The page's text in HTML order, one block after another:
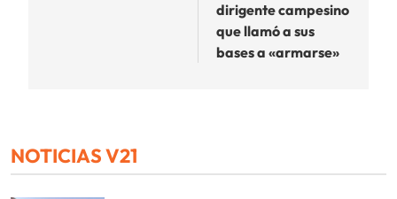
dirigente campesino
que llamó a sus
bases a «armarse»
NOTICIAS V21